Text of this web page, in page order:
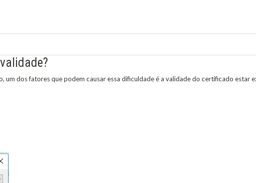
dos fatores que podem causar essa dificuldade é a validade do certificado estar